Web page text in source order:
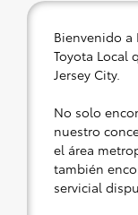
Bienvenido a
Toyota Local
Jersey City.
No solo
nuestro
el área
también
servicial